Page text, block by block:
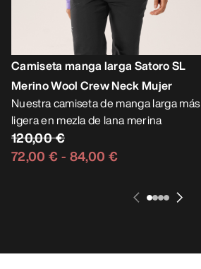
Camiseta manga larga Satoro SL
Merino Wool Crew Neck Mujer
Nuestra camiseta de manga larga más
ligera en mezla de lana merina
120,00 €
72,00 €- 84,00 €